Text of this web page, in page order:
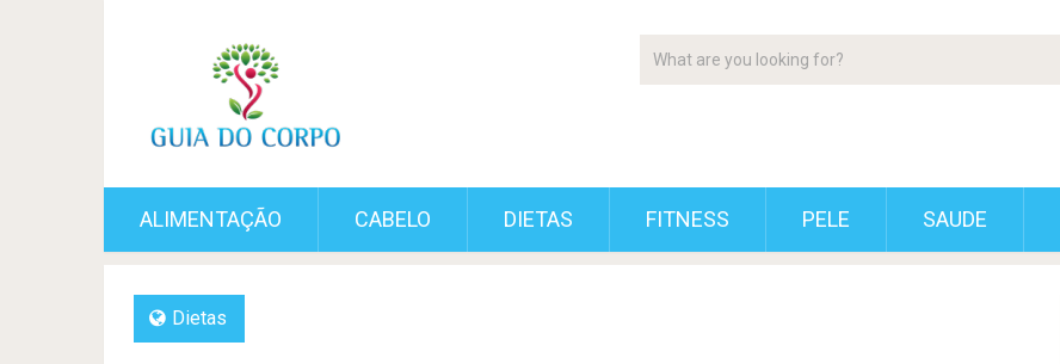
ALIMENTAÇÃO CABELO DIETAS FITNESS PELE SAUDE
Dietas